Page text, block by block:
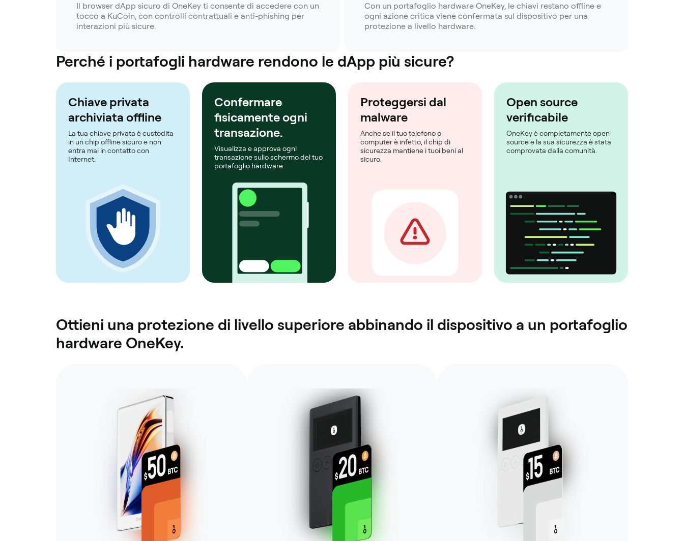
Il browser dApp sicuro di OneKey ti consente di accedere con un
tocco a KuCoin, con controlli contrattuali e anti-phishing per
interazioni più sicure.
Con un portafoglio hardware OneKey, le chiavi restano offline e
ogni azione critica viene confermata sul dispositivo per una
protezione a livello hardware.
Perché i portafogli hardware rendono le dApp più sicure?
Chiave privata
archiviata offline
La tua chiave privata è custodita
in un chip offline sicuro e non
entra mai in contatto con
Internet.
Confermare
fisicamente ogni
transazione.
Visualizza e approva ogni
transazione sullo schermo del tuo
portafoglio hardware.
Proteggersi dal
malware
Anche se il tuo telefono o
computer è infetto, il chip di
sicurezza mantiene i tuoi beni al
sicuro.
Open source
verificabile
OneKey è completamente open
source e la sua sicurezza è stata
comprovata dalla comunità.
Ottieni una protezione di livello superiore abbinando il dispositivo a un portafoglio
hardware OneKey.